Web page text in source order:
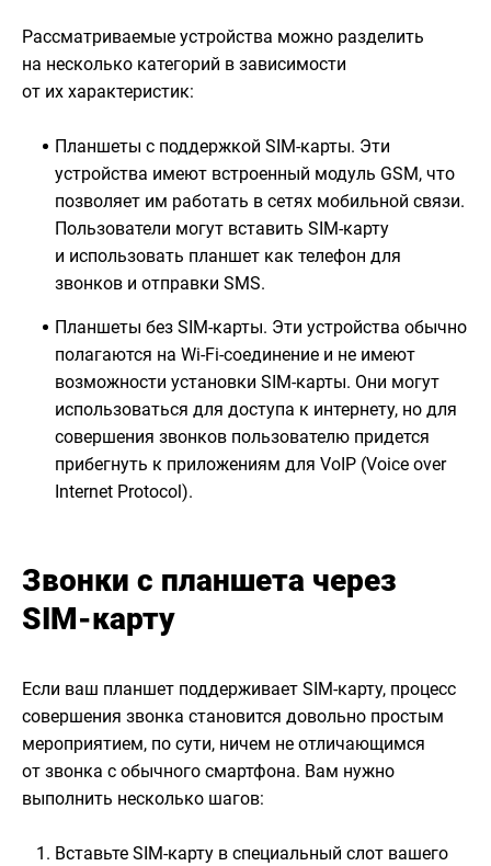
Рассматриваемые устройства можно разделить
на несколько категорий в зависимости
от их характеристик:
Планшеты с поддержкой SIM-карты. Эти
устройства имеют встроенный модуль GSM, что
позволяет им работать в сетях мобильной связи.
Пользователи могут вставить SIM-карту
и использовать планшет как телефон для
звонков и отправки SMS.
Планшеты без SIM-карты. Эти устройства обычно
полагаются на Wi-Fi-соединение и не имеют
возможности установки SIM-карты. Они могут
использоваться для доступа к интернету, но для
совершения звонков пользователю придется
прибегнуть к приложениям для VoIP (Voice over
Internet Protocol).
Звонки с планшета через
SIM-карту
Если ваш планшет поддерживает SIM-карту, процесс
совершения звонка становится довольно простым
мероприятием, по сути, ничем не отличающимся
от звонка с обычного смартфона. Вам нужно
выполнить несколько шагов:
Вставьте SIM-карту в специальный слот вашего